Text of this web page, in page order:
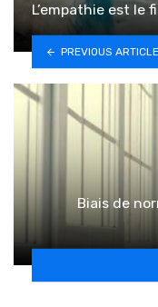
L’empathie est le
PREVIOUS ARTICLE
Biais de